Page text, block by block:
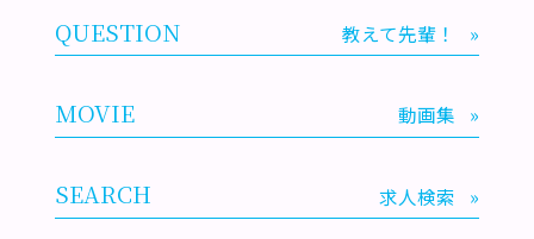
QUESTION 教えて先輩！ »
MOVIE 動画集 »
SEARCH 求人検索 »